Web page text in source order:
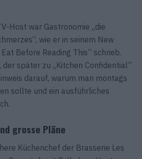
Host war Gastronomie „die
wie er in seinem New
Eat Before Reading This” schrieb.
der später zu „Kitchen Confidential”
darauf, warum man montags
sollte und ein ausführliches
grosse Pläne
Küchenchef der Brasserie Les